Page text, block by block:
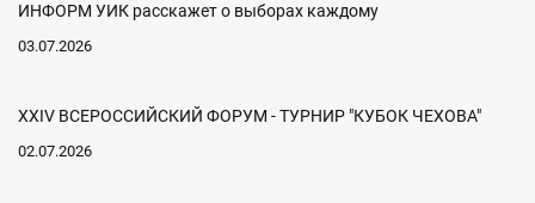
ИНФОРМ УИК расскажет о выборах каждому
03.07.2026
XXIV ВСЕРОССИЙСКИЙ ФОРУМ - ТУРНИР "КУБОК ЧЕХОВА"
02.07.2026